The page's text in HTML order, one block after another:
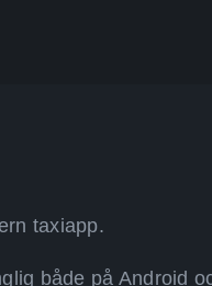
taxiapp.
både på Android